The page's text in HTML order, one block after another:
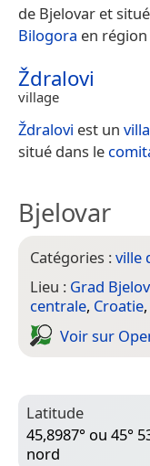
de Bjelovar et
Bilogora en
Ždralovi
village
Ždralovi est un
situé dans le
Bjelovar
Catégories :ville
Lieu : Grad
centrale, Croatie,
Voir sur
Latitude
45,8987° ou 45°
nord